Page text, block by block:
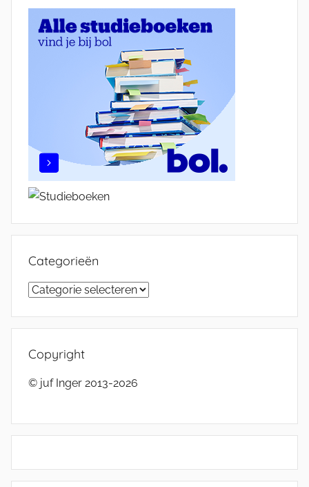
Categorieën
Categorieën
Copyright
© juf Inger 2013-2026